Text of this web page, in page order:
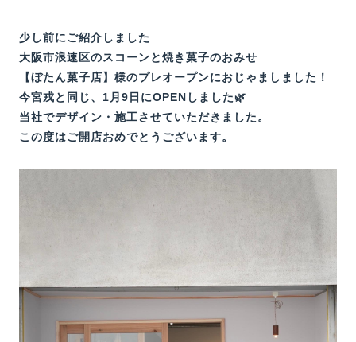
少し前にご紹介しました
大阪市浪速区のスコーンと焼き菓子のおみせ
【ぼたん菓子店】様のプレオープンにおじゃましました！
今宮戎と同じ、1月9日にOPENしました🌿
当社でデザイン・施工させていただきました。
この度はご開店おめでとうございます。